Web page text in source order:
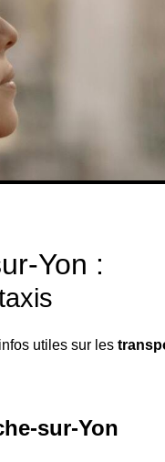
Yon :
utiles sur les
sur-Yon